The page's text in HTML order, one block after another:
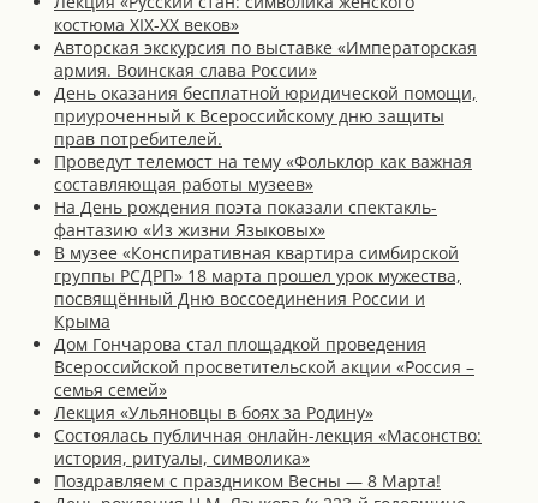
костюма XIX-XX веков»
Авторская экскурсия по выставке «Императорская
армия. Воинская слава России»
День оказания бесплатной юридической помощи,
приуроченный к Всероссийскому дню защиты
прав потребителей.
Проведут телемост на тему «Фольклор как важная
составляющая работы музеев»
На День рождения поэта показали спектакль-
фантазию «Из жизни Языковых»
В музее «Конспиративная квартира симбирской
группы РСДРП» 18 марта прошел урок мужества,
посвящённый Дню воссоединения России и
Крыма
Дом Гончарова стал площадкой проведения
Всероссийской просветительской акции «Россия –
семья семей»
Лекция «Ульяновцы в боях за Родину»
Состоялась публичная онлайн-лекция «Масонство:
история, ритуалы, символика»
Поздравляем с праздником Весны — 8 Марта!